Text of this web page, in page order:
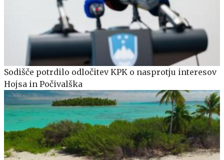
Sodišče potrdilo odločitev KPK o nasprotju interesov
Hojsa in Počivalška